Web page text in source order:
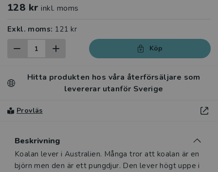
128 kr inkl. moms
Exkl. moms: 121 kr
Köp
Hitta produkten hos våra återförsäljare som
levererar utanför Sverige
Provläs
Beskrivning
Beskrivning
Koalan lever i Australien. Många tror att koalan är en
björn men den är ett pungdjur. Den lever högt uppe i